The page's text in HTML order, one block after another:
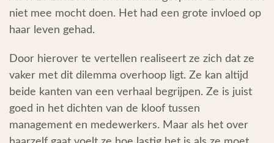
niet mee mocht doen. Het had een grote invloed op
haar leven gehad.
Door hierover te vertellen realiseert ze zich dat ze
vaker met dit dilemma overhoop ligt. Ze kan altijd
beide kanten van een verhaal begrijpen. Ze is juist
goed in het dichten van de kloof tussen
management en medewerkers. Maar als het over